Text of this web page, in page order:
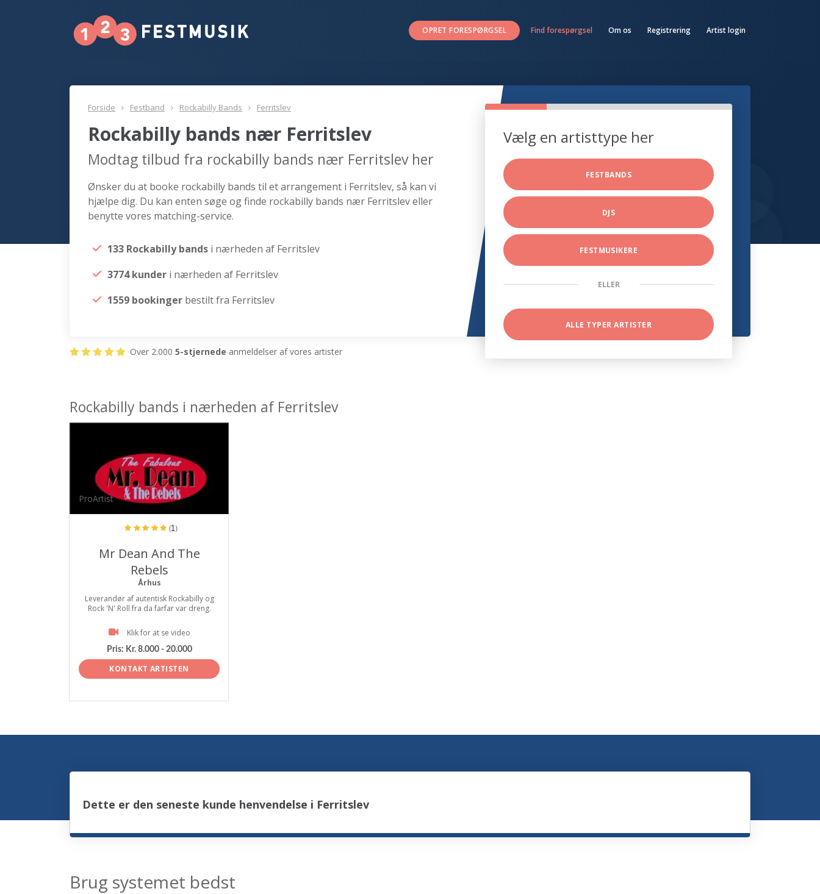
OPRET FORESPØRGSEL Find forespørgsel Om os Registrering Artist login
Forside Festband Rockabilly Bands Ferritslev
Rockabilly bands nær Ferritslev
Modtag tilbud fra rockabilly bands nær Ferritslev her
Ønsker du at booke rockabilly bands til et arrangement i Ferritslev, så kan vi
hjælpe dig. Du kan enten søge og finde rockabilly bands nær Ferritslev eller
benytte vores matching-service.
133 Rockabilly bands i nærheden af Ferritslev
3774 kunder i nærheden af Ferritslev
1559 bookinger bestilt fra Ferritslev
Vælg en artisttype her
FESTBANDS
DJS
FESTMUSIKERE
ELLER
ALLE TYPER ARTISTER
Over 2.000 5-stjernede anmeldelser af vores artister
Rockabilly bands i nærheden af Ferritslev
ProArtist
(1)
Mr Dean And The
Rebels
Århus
Leverandør af autentisk Rockabilly og
Rock 'N' Roll fra da farfar var dreng.
Klik for at se video
Pris: Kr. 8.000 - 20.000
KONTAKT ARTISTEN
Dette er den seneste kunde henvendelse i Ferritslev
Brug systemet bedst